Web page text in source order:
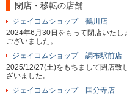
閉店・移転の店舗
ジェイコムショップ 鶴川店
2024年6月30日をもって閉店いたし
ございました。
ジェイコムショップ 調布駅前店
2025/12/27(土)をもちまして閉店致
ざいました。
ジェイコムショップ 国分寺店